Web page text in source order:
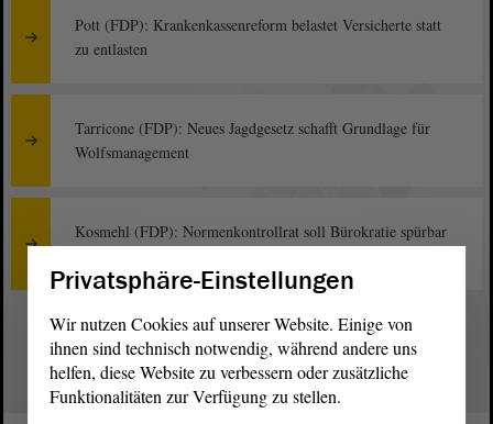
Pott (FDP): Krankenkassenreform belastet Versicherte statt
zu entlasten
Tarricone (FDP): Neues Jagdgesetz schafft Grundlage für
Wolfsmanagement
Kosmehl (FDP): Normenkontrollrat soll Bürokratie spürbar
1
Privatsphäre-Einstellungen
Wir nutzen Cookies auf unserer Website. Einige von
ihnen sind technisch notwendig, während andere uns
helfen, diese Website zu verbessern oder zusätzliche
Funktionalitäten zur Verfügung zu stellen.